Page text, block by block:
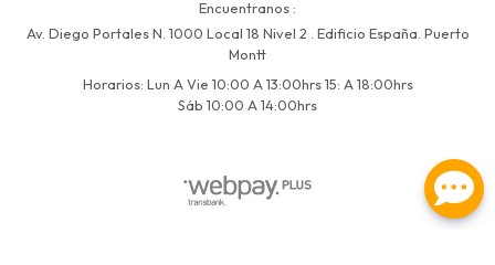
Encuentranos
Av. Diego Portales N. 1000 Local 18 Nivel 2 . Edificio España. Puerto
Montt
Horarios: Lun A Vie 10:00 A 13:00hrs 15: A 18:00hrs
Sáb 10:00 A 14:00hrs